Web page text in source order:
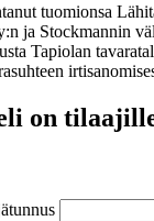
tuomionsa
ja Stockmannin
Tapiolan
on